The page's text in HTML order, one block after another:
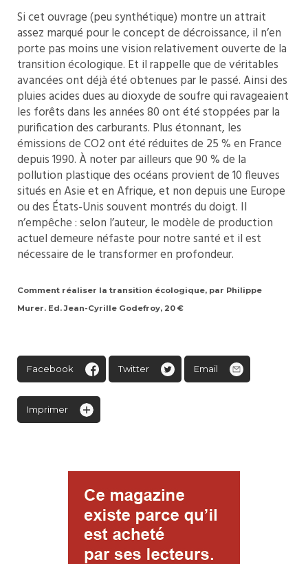
Si cet ouvrage (peu synthétique) montre un attrait
assez marqué pour le concept de décroissance, il n’en
porte pas moins une vision relativement ouverte de la
transition écologique. Et il rappelle que de véritables
avancées ont déjà été obtenues par le passé. Ainsi des
pluies acides dues au dioxyde de soufre qui ravageaient
les forêts dans les années 80 ont été stoppées par la
purification des carburants. Plus étonnant, les
émissions de CO2 ont été réduites de 25 % en France
depuis 1990. À noter par ailleurs que 90 % de la
pollution plastique des océans provient de 10 fleuves
situés en Asie et en Afrique, et non depuis une Europe
ou des États-Unis souvent montrés du doigt. Il
n’empêche : selon l’auteur, le modèle de production
actuel demeure néfaste pour notre santé et il est
nécessaire de le transformer en profondeur.
Comment réaliser la transition écologique, par Philippe
Murer. Ed. Jean-Cyrille Godefroy, 20 €
Facebook Twitter Email
Imprimer